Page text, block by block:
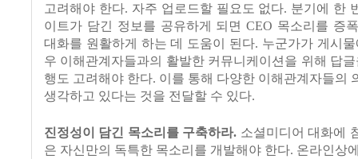
고려해야 한다. 자주 업로드할 필요도 없다. 분기에 한
이트가 담긴 정보를 공유하게 되면 CEO 목소리를 증
대화를 원활하게 하는 데 도움이 된다. 누군가가 게시
우 이해관계자들과의 활발한 커뮤니케이션을 위해 답
행도 고려해야 한다. 이를 통해 다양한 이해관계자들의
생각하고 있다는 것을 전달할 수 있다.
진정성이 담긴 목소리를 구축하라. 소셜미디어 대화에
은 자신만의 독특한 목소리를 개발해야 한다. 온라인상